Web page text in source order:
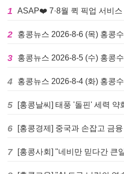
1 ASAP❤️ 7·8월 퀵 픽업 서비스
2 홍콩뉴스 2026-8-6 (목) 홍콩
3 홍콩뉴스 2026-8-5 (수) 홍콩
4 홍콩뉴스 2026-8-4 (화) 홍콩
5 [홍콩날씨] 태풍 '돌핀' 세력
6
7